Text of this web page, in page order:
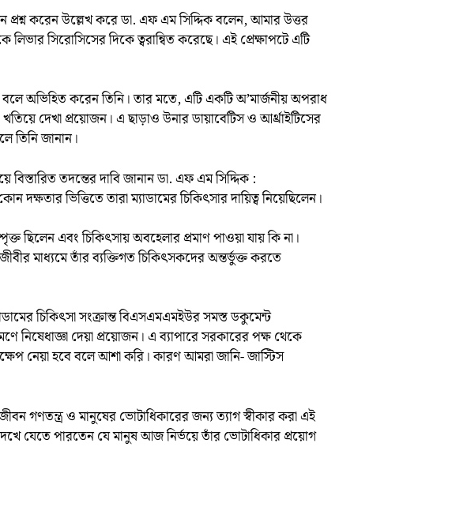
প্রশ্ন করেন উল্লেখ করে ডা. এফ এম সিদ্দিক বলেন, আমার উত্তর
সিরোসিসের দিকে ত্বরান্বিত করেছে। এই প্রেক্ষাপটে এটি
অভিহিত করেন তিনি। তার মতে, এটি একটি অ’মার্জনীয় অপরাধ
দেখা প্রয়োজন। এ ছাড়াও উনার ডায়াবেটিস ও আর্থ্রাইটিসের
তিনি জানান।
বিস্তারিত তদন্তের দাবি জানান ডা. এফ এম সিদ্দিক :
ভিত্তিতে তারা ম্যাডামের চিকিৎসার দায়িত্ব নিয়েছিলেন।
ছিলেন এবং চিকিৎসায় অবহেলার প্রমাণ পাওয়া যায় কি না।
মাধ্যমে তাঁর ব্যক্তিগত চিকিৎসকদের অন্তর্ভুক্ত করতে
চিকিৎসা সংক্রান্ত বিএসএমএমইউর সমস্ত ডকুমেন্ট
নিষেধাজ্ঞা দেয়া প্রয়োজন। এ ব্যাপারে সরকারের পক্ষ থেকে
নেয়া হবে বলে আশা করি। কারণ আমরা জানি- জাস্টিস
গণতন্ত্র ও মানুষের ভোটাধিকারের জন্য ত্যাগ স্বীকার করা এই
যেতে পারতেন যে মানুষ আজ নির্ভয়ে তাঁর ভোটাধিকার প্রয়োগ